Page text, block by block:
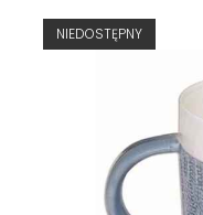
NIEDOSTĘPNY